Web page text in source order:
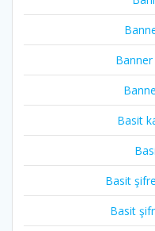
Basit
Basit
Basit